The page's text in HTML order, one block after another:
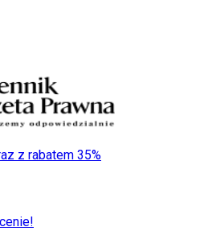
z rabatem 35%